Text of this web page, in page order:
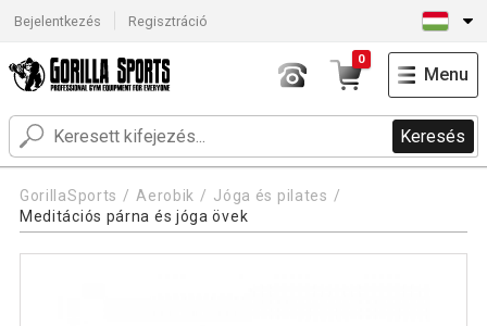
Bejelentkezés Regisztráció
Keresés
0
Menu
GorillaSports Aerobik
Jóga és pilates
Meditációs párna és jóga övek